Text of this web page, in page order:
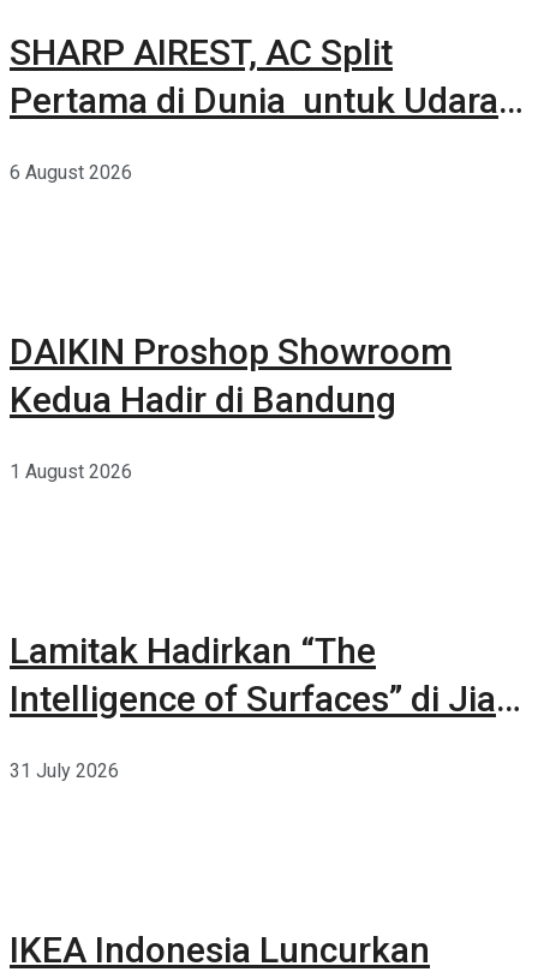
SHARP AIREST, AC Split
Pertama di Dunia untuk Udara
6 August 2026
DAIKIN Proshop Showroom
Kedua Hadir di Bandung
1 August 2026
Lamitak Hadirkan “The
Intelligence of Surfaces” di Jia
31 July 2026
IKEA Indonesia Luncurkan